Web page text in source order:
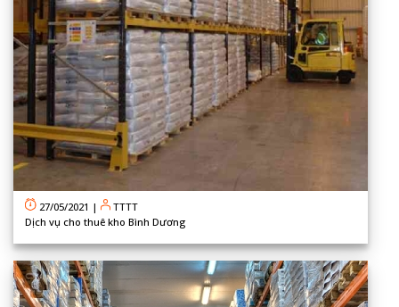
27/05/2021 |
TTTT
Dịch vụ cho thuê kho Bình Dương